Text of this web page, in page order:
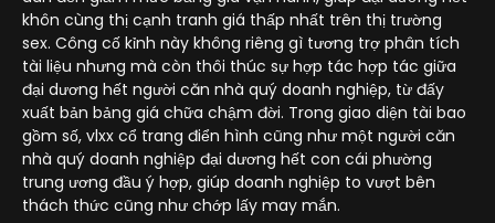
khôn cùng thị cạnh tranh giá thấp nhất trên thị trường
sex. Công cố kỉnh này không riêng gì tương trợ phân tích
tài liệu nhưng mà còn thôi thúc sự hợp tác hợp tác giữa
đại dương hết người căn nhà quý doanh nghiệp, từ đấy
xuất bản bảng giá chữa chậm đời. Trong giao diện tài bao
gồm số, vlxx cổ trang điển hình cũng như một người căn
nhà quý doanh nghiệp đại dương hết con cái phường
trung ương đầu ý hợp, giúp doanh nghiệp to vượt bên
thách thức cũng như chớp lấy may mắn.